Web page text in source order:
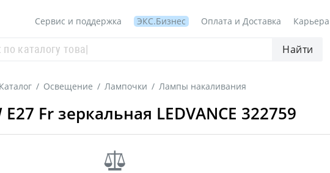
Сервис и поддержка ЭКС.Бизнес Оплата и Доставка Карьера
Найти
Каталог / Освещение / Лампочки / Лампы накаливания
Fr зеркальная LEDVANCE 322759